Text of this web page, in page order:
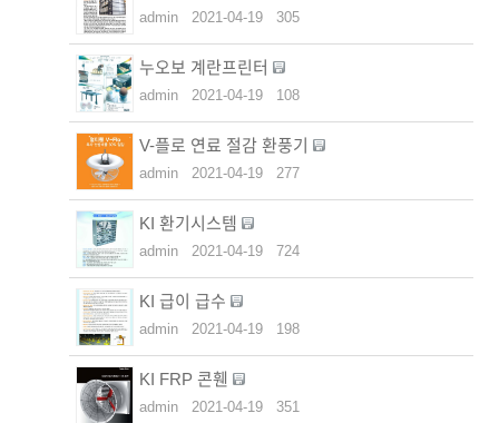
admin 2021-04-19 305
누오보 계란프린터
admin 2021-04-19 108
V-플로 연료 절감 환풍기
admin 2021-04-19 277
KI 환기시스템
admin 2021-04-19 724
KI 급이 급수
admin 2021-04-19 198
KI FRP 콘휀
admin 2021-04-19 351